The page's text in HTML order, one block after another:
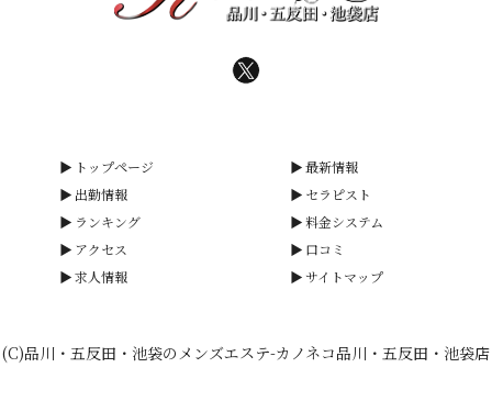
トップページ
最新情報
出勤情報
セラピスト
ランキング
料金システム
アクセス
口コミ
求人情報
サイトマップ
(C)品川・五反田・池袋のメンズエステ-カノネコ品川・五反田・池袋店